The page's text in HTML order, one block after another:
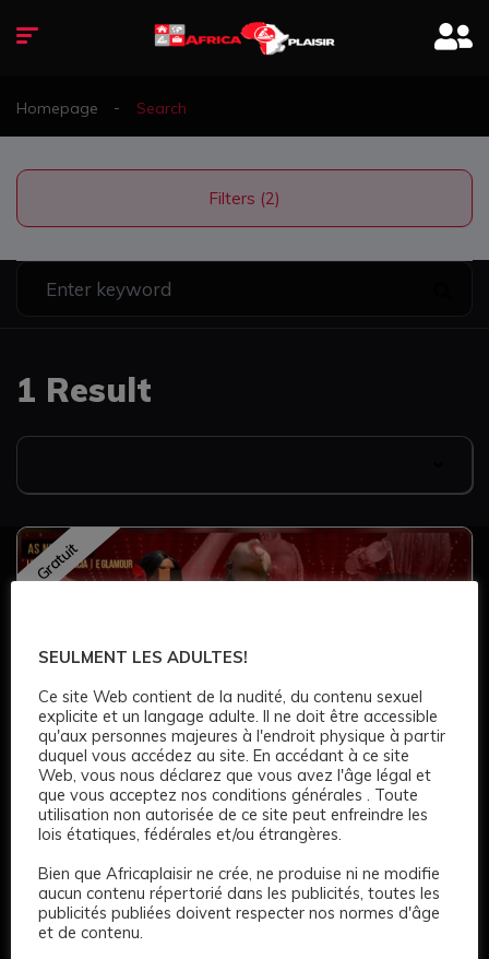
Homepage Search
Filters (2)
1 Result
Gratuit
CLUB
Age: 22 165 CM Épaules Noir Noir
SEULMENT LES ADULTES!
Ce site Web contient de la nudité, du contenu sexuel
explicite et un langage adulte. Il ne doit être accessible
qu'aux personnes majeures à l'endroit physique à partir
duquel vous accédez au site. En accédant à ce site
Web, vous nous déclarez que vous avez l'âge légal et
que vous acceptez nos conditions générales . Toute
utilisation non autorisée de ce site peut enfreindre les
lois étatiques, fédérales et/ou étrangères.
Bien que Africaplaisir ne crée, ne produise ni ne modifie
aucun contenu répertorié dans les publicités, toutes les
publicités publiées doivent respecter nos normes d'âge
et de contenu.